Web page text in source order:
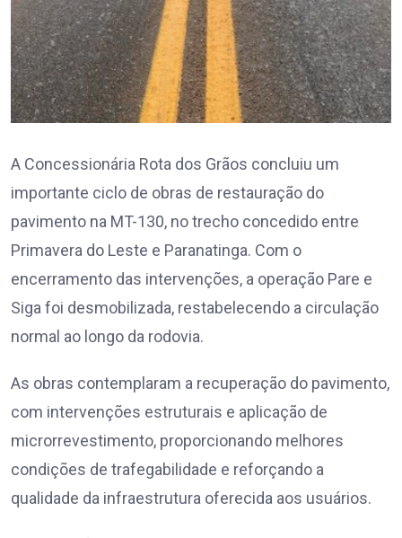
A Concessionária Rota dos Grãos concluiu um
importante ciclo de obras de restauração do
pavimento na MT-130, no trecho concedido entre
Primavera do Leste e Paranatinga. Com o
encerramento das intervenções, a operação Pare e
Siga foi desmobilizada, restabelecendo a circulação
normal ao longo da rodovia.
As obras contemplaram a recuperação do pavimento,
com intervenções estruturais e aplicação de
microrrevestimento, proporcionando melhores
condições de trafegabilidade e reforçando a
qualidade da infraestrutura oferecida aos usuários.